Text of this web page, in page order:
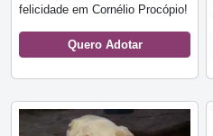
felicidade em Cornélio Procópio!
Quero Adotar